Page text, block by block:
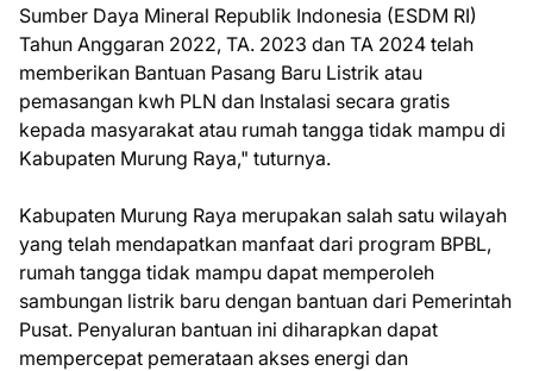
Sumber Daya Mineral Republik Indonesia (ESDM RI)
Tahun Anggaran 2022, TA. 2023 dan TA 2024 telah
memberikan Bantuan Pasang Baru Listrik atau
pemasangan kwh PLN dan Instalasi secara gratis
kepada masyarakat atau rumah tangga tidak mampu di
Kabupaten Murung Raya," tuturnya.
Kabupaten Murung Raya merupakan salah satu wilayah
yang telah mendapatkan manfaat dari program BPBL,
rumah tangga tidak mampu dapat memperoleh
sambungan listrik baru dengan bantuan dari Pemerintah
Pusat. Penyaluran bantuan ini diharapkan dapat
mempercepat pemerataan akses energi dan